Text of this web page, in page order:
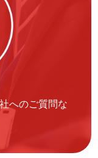
へのご質問な